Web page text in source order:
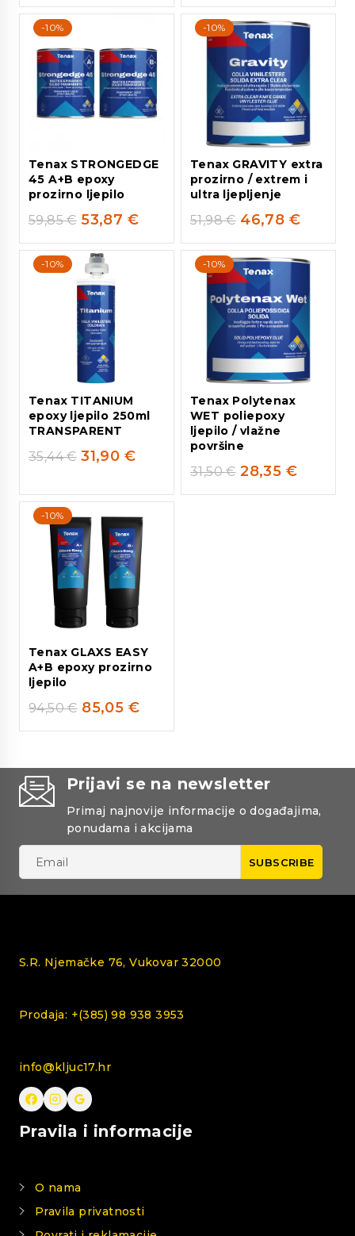
-10%
Tenax STRONGEDGE
45 A+B epoxy
prozirno ljepilo
59,85€ 53,87 €
-10%
Tenax GRAVITY extra
prozirno / extrem i
ultra ljepljenje
51,98€ 46,78 €
-10%
Tenax TITANIUM
epoxy ljepilo 250ml
TRANSPARENT
35,44€ 31,90 €
-10%
Tenax Polytenax
WET poliepoxy
ljepilo / vlažne
površine
31,50€ 28,35 €
-10%
Tenax GLAXS EASY
A+B epoxy prozirno
ljepilo
94,50€ 85,05 €
Prijavi se na newsletter
Primaj najnovije informacije o događajima,
ponudama i akcijama
S.R. Njemačke 76, Vukovar 32000
Prodaja: +(385) 98 938 3953
info@kljuc17.hr
Pravila i informacije
O nama
Pravila privatnosti